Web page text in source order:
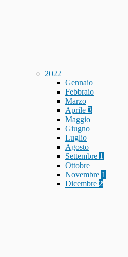
2022
Gennaio
Febbraio
Marzo
Aprile 3
Maggio
Giugno
Luglio
Agosto
Settembre 1
Ottobre
Novembre 1
Dicembre 2